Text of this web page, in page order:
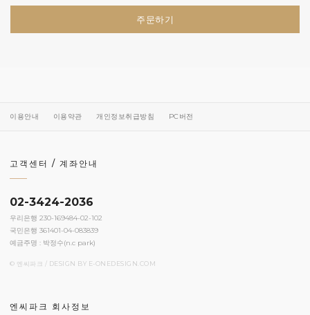
주문하기
이용안내 이용약관 개인정보취급방침 PC버전
고객센터 / 계좌안내
02-3424-2036
우리은행 230-169484-02-102
국민은행 361401-04-083839
예금주명 : 박정수(n.c park)
© 엔씨파크 / DESIGN BY E-ONEDESIGN.COM
엔씨파크 회사정보